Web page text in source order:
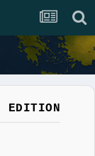
EDITION